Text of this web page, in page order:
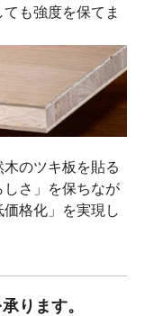
も強度を保てま
のツキ板を貼る
さ」を保ちなが
格化」を実現し
ります。